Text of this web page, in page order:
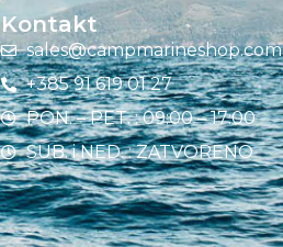
Kontakt
sales@campmarineshop.com
+385 91 619 01 27
PON. – PET. : 09:00 – 17:00
SUB. i NED. : ZATVORENO